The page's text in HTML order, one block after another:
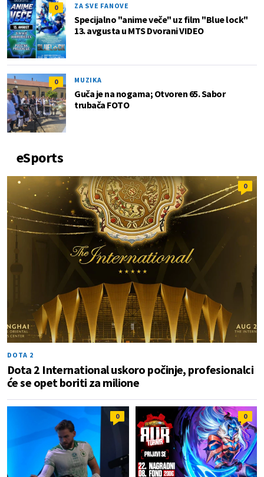
0 ZA SVE FANOVE
Specijalno "anime veče" uz film "Blue lock"
13. avgusta u MTS Dvorani VIDEO
0 MUZIKA
Guča je na nogama; Otvoren 65. Sabor
trubača FOTO
eSports
0
DOTA 2
Dota 2 International uskoro počinje, profesionalci
će se opet boriti za milione
0 0